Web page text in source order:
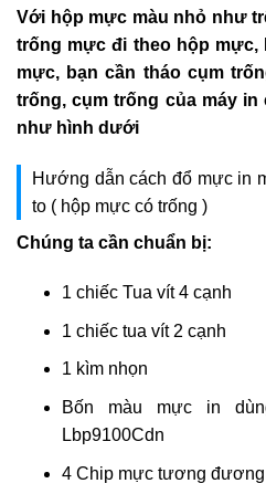
Với hộp mực màu nhỏ như
trống mực đi theo hộp mực,
mực, bạn cần tháo cụm
trống, cụm trống của máy
như hình dưới
Hướng dẫn cách đổ mực in
to ( hộp mực có trống )
Chúng ta cần chuẩn bị:
1 chiếc Tua vít 4 cạnh
1 chiếc tua vít 2 cạnh
1 kìm nhọn
Bốn màu mực in
Lbp9100Cdn
4 Chip mực tương đương